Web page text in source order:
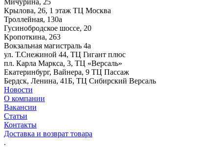
Крылова, 26, 1 этаж ТЦ Москва
Троллейная, 130а
Гусинобродское шоссе, 20
Кропоткина, 263
Вокзальная магистраль 4а
ул. Т.Снежиной 44, ТЦ Гигант плюс
пл. Карла Маркса, 3, ТЦ «Версаль»
Екатеринбург, Вайнера, 9 ТЦ Пассаж
Бердск, Ленина, 41Б, ТЦ Сибирский Версаль
Новости
О компании
Вакансии
Статьи
Контакты
Доставка и возврат товара
.